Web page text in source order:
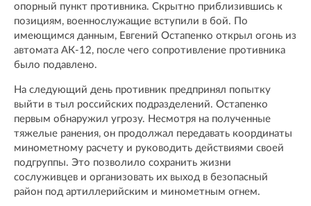
опорный пункт противника. Скрытно приблизившись к
позициям, военнослужащие вступили в бой. По
имеющимся данным, Евгений Остапенко открыл огонь из
автомата АК-12, после чего сопротивление противника
было подавлено.
На следующий день противник предпринял попытку
выйти в тыл российских подразделений. Остапенко
первым обнаружил угрозу. Несмотря на полученные
тяжелые ранения, он продолжал передавать координаты
минометному расчету и руководить действиями своей
подгруппы. Это позволило сохранить жизни
сослуживцев и организовать их выход в безопасный
район под артиллерийским и минометным огнем.